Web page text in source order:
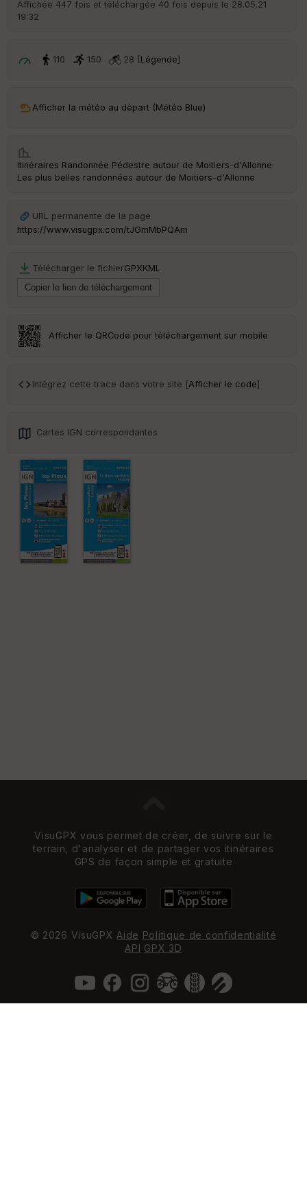
Affichée 447 fois et téléchargée 40 fois depuis le 28.05.21
19:32
110 150 28 [Légende]
Afficher la météo au départ (Météo Blue)
Itinéraires Randonnée Pédestre autour de Moitiers-d'Allonne·
Les plus belles randonnées autour de Moitiers-d'Allonne
URL permanente de la page
https://www.visugpx.com/tJGmMbPQAm
Télécharger le fichierGPXKML
Afficher le QRCode pour téléchargement sur mobile
Intégrez cette trace dans votre site [Afficher le code]
Cartes IGN correspondantes
VisuGPX vous permet de créer, de suivre sur le
terrain, d'analyser et de partager vos itinéraires
GPS de façon simple et gratuite
© 2026 VisuGPX Aide Politique de confidentialité
API GPX 3D